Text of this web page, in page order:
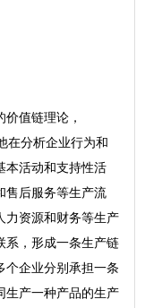
值链理论，
在分析企业行为和
本活动和支持性活
售后服务等生产流
力资源和财务等生产
系，形成一条生产链
个企业分别承担一条
生产一种产品的生产